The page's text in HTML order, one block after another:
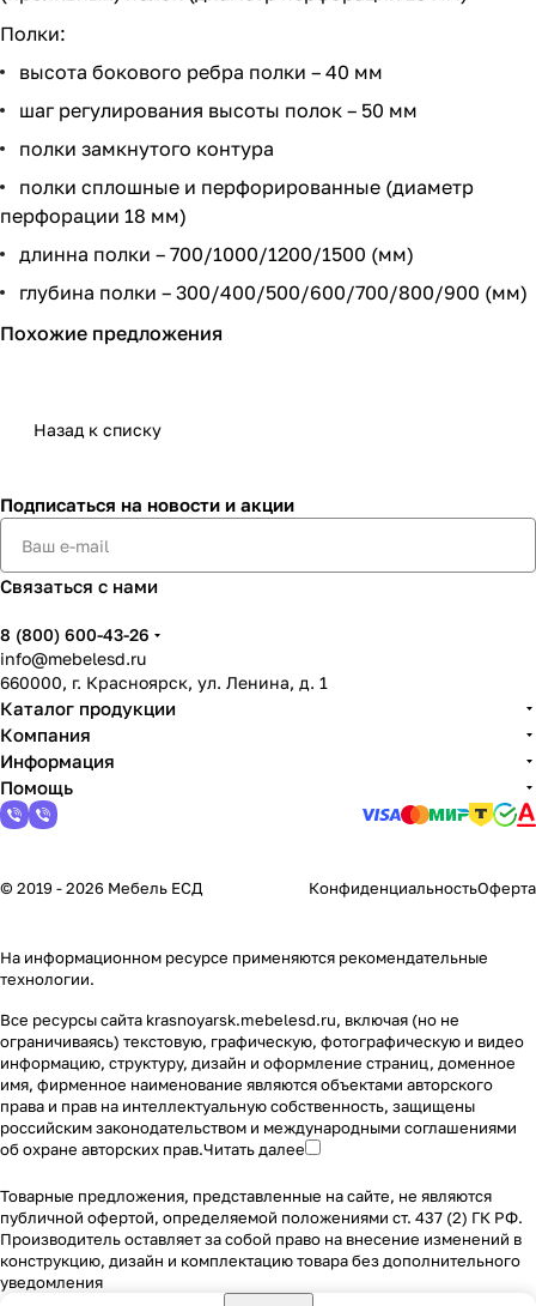
Полки:
высота бокового ребра полки – 40 мм
шаг регулирования высоты полок – 50 мм
полки замкнутого контура
полки сплошные и перфорированные (диаметр
перфорации 18 мм)
длинна полки – 700/1000/1200/1500 (мм)
глубина полки – 300/400/500/600/700/800/900 (мм)
Похожие предложения
Назад к списку
Подписаться на новости и акции
Связаться с нами
8 (800) 600-43-26
info@mebelesd.ru
660000, г. Красноярск, ул. Ленина, д. 1
Каталог продукции
Компания
Информация
Помощь
© 2019 - 2026 Мебель ЕСД КонфиденциальностьОферта
На информационном ресурсе применяются рекомендательные
технологии.
Все ресурсы сайта krasnoyarsk.mebelesd.ru, включая (но не
ограничиваясь) текстовую, графическую, фотографическую и видео
информацию, структуру, дизайн и оформление страниц, доменное
имя, фирменное наименование являются объектами авторского
права и прав на интеллектуальную собственность, защищены
российским законодательством и международными соглашениями
об охране авторских прав.Читать далее
Товарные предложения, представленные на сайте, не являются
публичной офертой, определяемой положениями ст. 437 (2) ГК РФ.
Производитель оставляет за собой право на внесение изменений в
конструкцию, дизайн и комплектацию товара без дополнительного
уведомления